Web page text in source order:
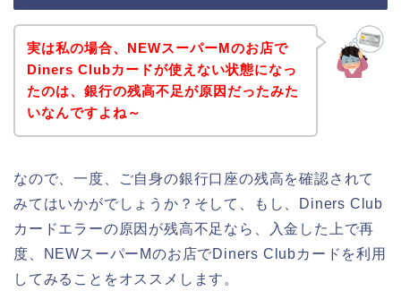
実は私の場合、NEWスーパーMのお店で
Diners Clubカードが使えない状態になっ
たのは、銀行の残高不足が原因だったみた
いなんですよね～
なので、一度、ご自身の銀行口座の残高を確認されて
みてはいかがでしょうか？そして、もし、Diners Club
カードエラーの原因が残高不足なら、入金した上で再
度、NEWスーパーMのお店でDiners Clubカードを利用
してみることをオススメします。